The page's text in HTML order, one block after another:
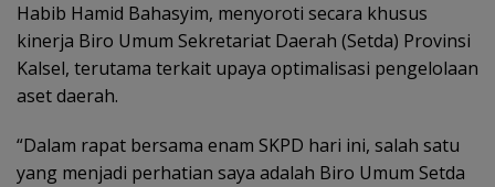
Habib Hamid Bahasyim, menyoroti secara khusus
kinerja Biro Umum Sekretariat Daerah (Setda) Provinsi
Kalsel, terutama terkait upaya optimalisasi pengelolaan
aset daerah.
“Dalam rapat bersama enam SKPD hari ini, salah satu
yang menjadi perhatian saya adalah Biro Umum Setda